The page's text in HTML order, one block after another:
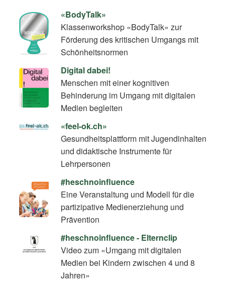
«BodyTalk»
Klassenworkshop «BodyTalk» zur
Förderung des kritischen Umgangs mit
Schönheitsnormen
Digital dabei!
Menschen mit einer kognitiven
Behinderung im Umgang mit digitalen
Medien begleiten
«feel-ok.ch»
Gesundheitsplattform mit Jugendinhalten
und didaktische Instrumente für
Lehrpersonen
#heschnoinfluence
Eine Veranstaltung und Modell für die
partizipative Medienerziehung und
Prävention
#heschnoinfluence - Elternclip
Video zum «Umgang mit digitalen
Medien bei Kindern zwischen 4 und 8
Jahren»